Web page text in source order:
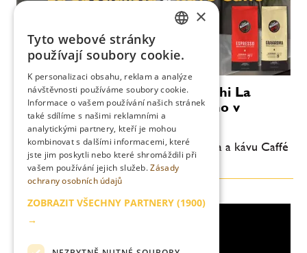
Zimní soutěž o kávovar DeLonghi La
Specialista a kávu Caffé Vergnano v
hodnotě 12.000 Kč
Vyhrajte kávovar DeLonghi La Specialista a kávu Caffé
Vergnano v hodnotě 12.000 Kč
ENGLISH
×
Tyto webové stránky
používají soubory cookie.
K personalizaci obsahu, reklam a analýze
návštěvnosti používáme soubory cookie.
Informace o vašem používání našich stránek
také sdílíme s našimi reklamními a
analytickými partnery, kteří je mohou
kombinovat s dalšími informacemi, které
jste jim poskytli nebo které shromáždili při
vašem používání jejich služeb.Zásady
ochrany osobních údajů
ZOBRAZIT VŠECHNY PARTNERY (1900)
→